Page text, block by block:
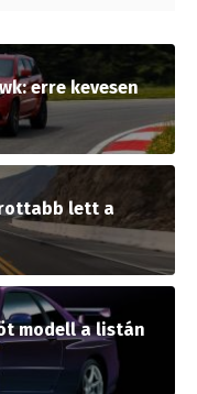
erre kevesen
lett a
modell a listán